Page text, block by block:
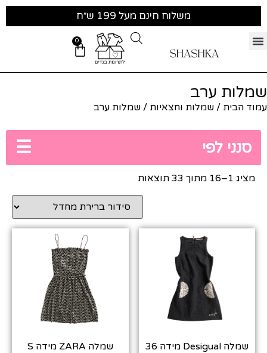
משלוח חינם מעל 199 ש״ח
0
שמלות ערב
עמוד הבית / שמלות וחצאיות / שמלות ערב
סנני לפי ☰
מציג 1–16 מתוך 33 תוצאות
שמלה Desigual מידה 36 שמלה ZARA מידה S